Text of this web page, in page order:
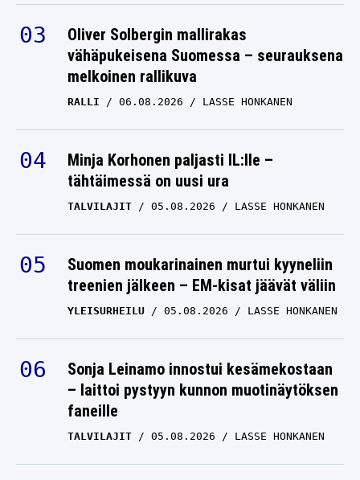
Oliver Solbergin mallirakas
vähäpukeisena Suomessa – seurauksena
melkoinen rallikuva
RALLI 06.08.2026 LASSE HONKANEN
Minja Korhonen paljasti IL:lle –
tähtäimessä on uusi ura
TALVILAJIT 05.08.2026 LASSE HONKANEN
Suomen moukarinainen murtui kyyneliin
treenien jälkeen – EM-kisat jäävät väliin
YLEISURHEILU 05.08.2026 LASSE HONKANEN
Sonja Leinamo innostui kesämekostaan
– laittoi pystyyn kunnon muotinäytöksen
faneille
TALVILAJIT 05.08.2026 LASSE HONKANEN